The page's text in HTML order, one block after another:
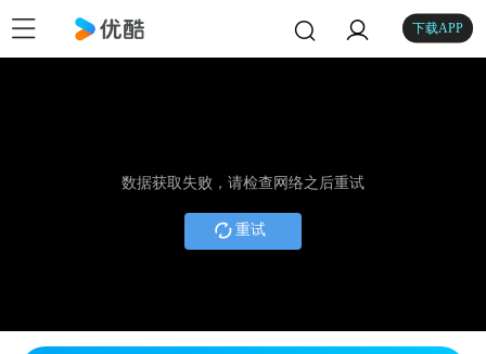
下载APP
数据获取失败，请检查网络之后重试
重试